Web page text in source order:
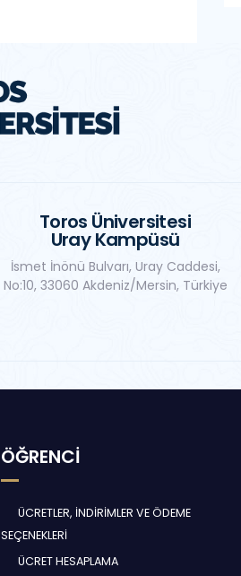
Toros Üniversitesi
Uray Kampüsü
İsmet İnönü Bulvarı, Uray Caddesi,
No:10, 33060 Akdeniz/Mersin, Türkiye
ÖĞRENCİ
ÜCRETLER, İNDİRİMLER VE ÖDEME
SEÇENEKLERİ
ÜCRET HESAPLAMA